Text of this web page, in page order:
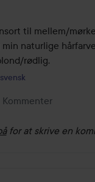
til mellem/
naturlige
rødlig.
Kommenter
for at skrive en